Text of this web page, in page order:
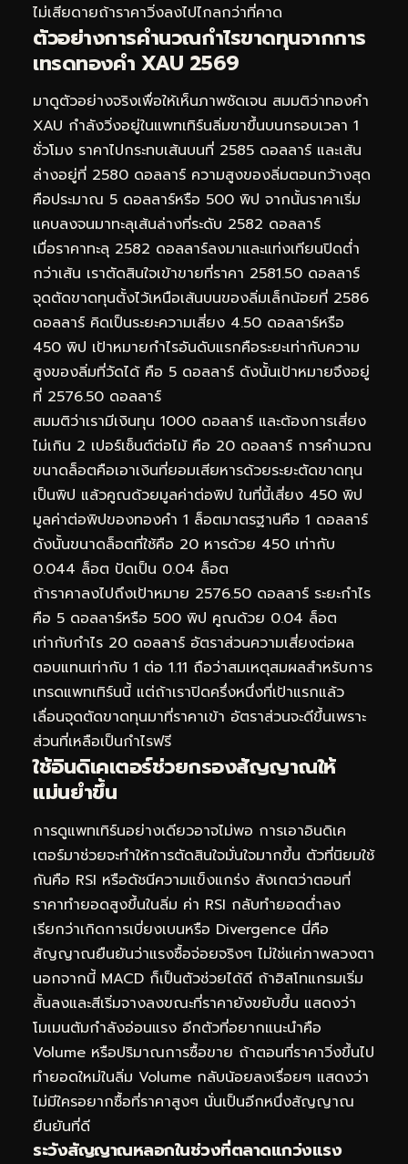
ไม่เสียดายถ้าราคาวิ่งลงไปไกลกว่าที่คาด
ตัวอย่างการคำนวณกำไรขาดทุนจากการ
เทรดทองคำ XAU 2569
มาดูตัวอย่างจริงเพื่อให้เห็นภาพชัดเจน สมมติว่าทองคำ
XAU กำลังวิ่งอยู่ในแพทเทิร์นลิ่มขาขึ้นบนกรอบเวลา 1
ชั่วโมง ราคาไปกระทบเส้นบนที่ 2585 ดอลลาร์ และเส้น
ล่างอยู่ที่ 2580 ดอลลาร์ ความสูงของลิ่มตอนกว้างสุด
คือประมาณ 5 ดอลลาร์หรือ 500 พิป จากนั้นราคาเริ่ม
แคบลงจนมาทะลุเส้นล่างที่ระดับ 2582 ดอลลาร์
เมื่อราคาทะลุ 2582 ดอลลาร์ลงมาและแท่งเทียนปิดต่ำ
กว่าเส้น เราตัดสินใจเข้าขายที่ราคา 2581.50 ดอลลาร์
จุดตัดขาดทุนตั้งไว้เหนือเส้นบนของลิ่มเล็กน้อยที่ 2586
ดอลลาร์ คิดเป็นระยะความเสี่ยง 4.50 ดอลลาร์หรือ
450 พิป เป้าหมายกำไรอันดับแรกคือระยะเท่ากับความ
สูงของลิ่มที่วัดได้ คือ 5 ดอลลาร์ ดังนั้นเป้าหมายจึงอยู่
ที่ 2576.50 ดอลลาร์
สมมติว่าเรามีเงินทุน 1000 ดอลลาร์ และต้องการเสี่ยง
ไม่เกิน 2 เปอร์เซ็นต์ต่อไม้ คือ 20 ดอลลาร์ การคำนวณ
ขนาดล็อตคือเอาเงินที่ยอมเสียหารด้วยระยะตัดขาดทุน
เป็นพิป แล้วคูณด้วยมูลค่าต่อพิป ในที่นี้เสี่ยง 450 พิป
มูลค่าต่อพิปของทองคำ 1 ล็อตมาตรฐานคือ 1 ดอลลาร์
ดังนั้นขนาดล็อตที่ใช้คือ 20 หารด้วย 450 เท่ากับ
0.044 ล็อต ปัดเป็น 0.04 ล็อต
ถ้าราคาลงไปถึงเป้าหมาย 2576.50 ดอลลาร์ ระยะกำไร
คือ 5 ดอลลาร์หรือ 500 พิป คูณด้วย 0.04 ล็อต
เท่ากับกำไร 20 ดอลลาร์ อัตราส่วนความเสี่ยงต่อผล
ตอบแทนเท่ากับ 1 ต่อ 1.11 ถือว่าสมเหตุสมผลสำหรับการ
เทรดแพทเทิร์นนี้ แต่ถ้าเราปิดครึ่งหนึ่งที่เป้าแรกแล้ว
เลื่อนจุดตัดขาดทุนมาที่ราคาเข้า อัตราส่วนจะดีขึ้นเพราะ
ส่วนที่เหลือเป็นกำไรฟรี
ใช้อินดิเคเตอร์ช่วยกรองสัญญาณให้
แม่นยำขึ้น
การดูแพทเทิร์นอย่างเดียวอาจไม่พอ การเอาอินดิเค
เตอร์มาช่วยจะทำให้การตัดสินใจมั่นใจมากขึ้น ตัวที่นิยมใช้
กันคือ RSI หรือดัชนีความแข็งแกร่ง สังเกตว่าตอนที่
ราคาทำยอดสูงขึ้นในลิ่ม ค่า RSI กลับทำยอดต่ำลง
เรียกว่าเกิดการเบี่ยงเบนหรือ Divergence นี่คือ
สัญญาณยืนยันว่าแรงซื้อจ่อยจริงๆ ไม่ใช่แค่ภาพลวงตา
นอกจากนี้ MACD ก็เป็นตัวช่วยได้ดี ถ้าฮิสโทแกรมเริ่ม
สั้นลงและสีเริ่มจางลงขณะที่ราคายังขยับขึ้น แสดงว่า
โมเมนตัมกำลังอ่อนแรง อีกตัวที่อยากแนะนำคือ
Volume หรือปริมาณการซื้อขาย ถ้าตอนที่ราคาวิ่งขึ้นไป
ทำยอดใหม่ในลิ่ม Volume กลับน้อยลงเรื่อยๆ แสดงว่า
ไม่มีใครอยากซื้อที่ราคาสูงๆ นั่นเป็นอีกหนึ่งสัญญาณ
ยืนยันที่ดี
ระวังสัญญาณหลอกในช่วงที่ตลาดแกว่งแรง